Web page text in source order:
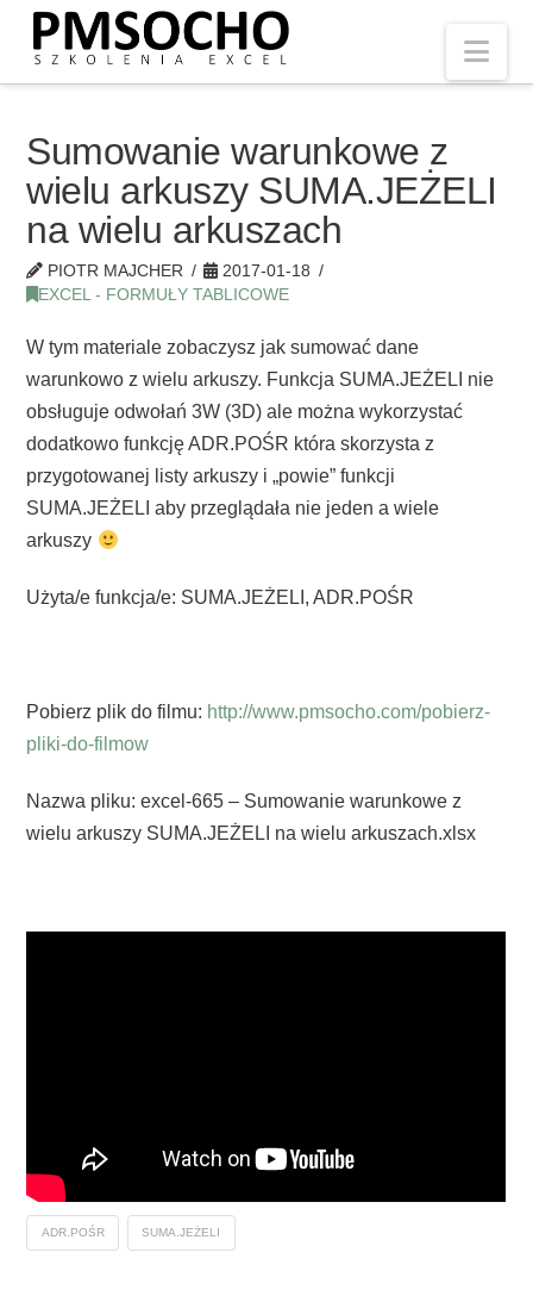
Sumowanie warunkowe z
wielu arkuszy SUMA.JEŻELI
na wielu arkuszach
PIOTR MAJCHER
2017-01-18
EXCEL - FORMUŁY TABLICOWE
W tym materiale zobaczysz jak sumować dane
warunkowo z wielu arkuszy. Funkcja SUMA.JEŻELI nie
obsługuje odwołań 3W (3D) ale można wykorzystać
dodatkowo funkcję ADR.POŚR która skorzysta z
przygotowanej listy arkuszy i „powie” funkcji
SUMA.JEŻELI aby przeglądała nie jeden a wiele
arkuszy
Użyta/e funkcja/e: SUMA.JEŻELI, ADR.POŚR
Pobierz plik do filmu: http://www.pmsocho.com/pobierz-
pliki-do-filmow
Nazwa pliku: excel-665 – Sumowanie warunkowe z
wielu arkuszy SUMA.JEŻELI na wielu arkuszach.xlsx
ADR.POŚR SUMA.JEŻELI